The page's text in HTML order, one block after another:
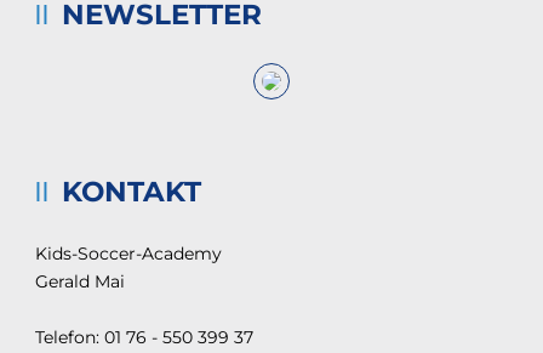
NEWSLETTER
KONTAKT
Kids-Soccer-Academy
Gerald Mai
Telefon: 01 76 - 550 399 37